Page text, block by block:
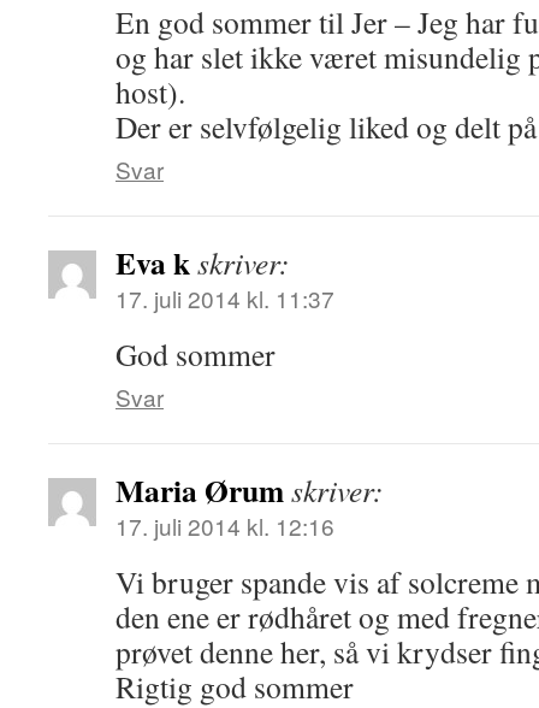
En god sommer til Jer – Jeg har
og har slet ikke været misundelig
host).
Der er selvfølgelig liked og delt
Svar
Eva kskriver:
17. juli 2014 kl. 11:37
God sommer
Svar
Maria Ørumskriver:
17. juli 2014 kl. 12:16
Vi bruger spande vis af solcreme
den ene er rødhåret og med
prøvet denne her, så vi krydser
Rigtig god sommer